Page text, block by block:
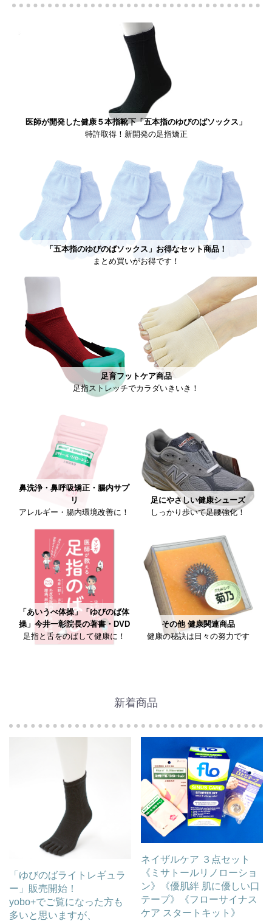
医師が開発した健康５本指靴下「五本指のゆびのばソックス」
特許取得！新開発の足指矯正
「五本指のゆびのばソックス」お得なセット商品！
まとめ買いがお得です！
足育フットケア商品
足指ストレッチでカラダいきいき！
鼻洗浄・鼻呼吸矯正・腸内サプ
リ
アレルギー・腸内環境改善に！
足にやさしい健康シューズ
しっかり歩いて足腰強化！
「あいうべ体操」「ゆびのば体
操」今井一彰院長の著書・DVD
足指と舌をのばして健康に！
その他 健康関連商品
健康の秘訣は日々の努力です
新着商品
「ゆびのばライトレギュラ
ー」販売開始！
yobo+でご覧になった方も
多いと思いますが、
ネイザルケア ３点セット
《ミサトールリノローショ
ン》《優肌絆 肌に優しい口
テープ》《フローサイナス
ケア スタートキット》